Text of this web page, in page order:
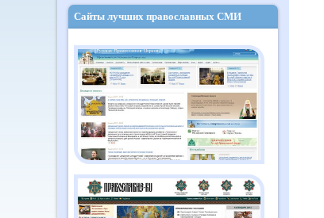
Сайты лучших православных СМИ